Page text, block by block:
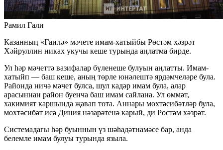
Рамил Гали
Казанның «Гаилә» мәчете имам-хатыйбы Рөстәм хәзрәт
Хәйруллин никах укучы кеше турында аңлатма бирде.
Ул һәр мәчеттә вазифалар бүленеше булуын аңлатты. Имам-
хатыйп — баш кеше, аның төрле юнәлештә ярдәмчеләре була.
Районда ничә мәчет булса, шул кадәр имам була, алар
арасыннан район буенча баш имам сайлана. Ул өммәт,
хакимият каршында җавап тота. Аннары мөхтәсибәтләр була,
мөхтәсибәт исә Диния нәзарәтенә карый, ди Рөстәм хәзрәт.
Системадагы һәр буыннын үз шәһадәтнамәсе бар, анда
белемле имам булуы турында языла.